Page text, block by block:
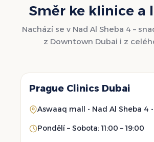
Směr ke klinice a
Nachází se v Nad Al Sheba 4 –
z Downtown Dubai i z
Prague Clinics Dubai
Aswaaq mall - Nad Al Sheba 4
Pondělí – Sobota: 11:00 – 19:00